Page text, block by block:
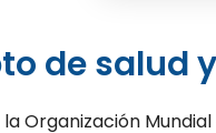
de salud
la Organización